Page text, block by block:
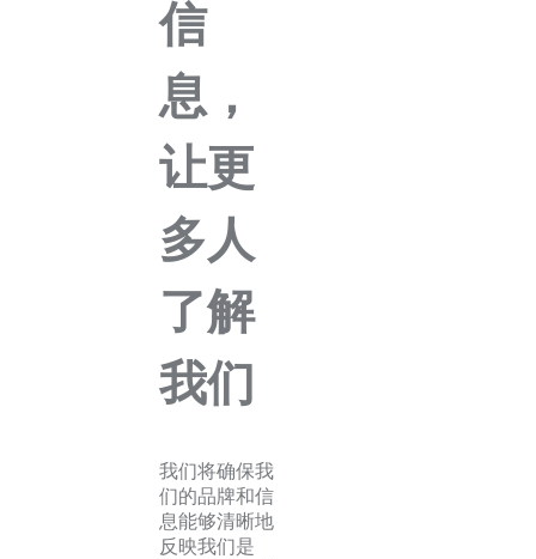
信
息，
让更
多人
了解
我们
我们将确保我
们的品牌和信
息能够清晰地
反映我们是